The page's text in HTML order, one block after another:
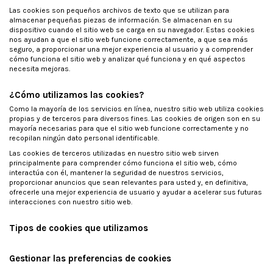
Las cookies son pequeños archivos de texto que se utilizan para
almacenar pequeñas piezas de información. Se almacenan en su
dispositivo cuando el sitio web se carga en su navegador. Estas cookies
nos ayudan a que el sitio web funcione correctamente, a que sea más
seguro, a proporcionar una mejor experiencia al usuario y a comprender
cómo funciona el sitio web y analizar qué funciona y en qué aspectos
necesita mejoras.
¿Cómo utilizamos las cookies?
Como la mayoría de los servicios en línea, nuestro sitio web utiliza cookies
propias y de terceros para diversos fines. Las cookies de origen son en su
mayoría necesarias para que el sitio web funcione correctamente y no
recopilan ningún dato personal identificable.
Las cookies de terceros utilizadas en nuestro sitio web sirven
principalmente para comprender cómo funciona el sitio web, cómo
interactúa con él, mantener la seguridad de nuestros servicios,
proporcionar anuncios que sean relevantes para usted y, en definitiva,
ofrecerle una mejor experiencia de usuario y ayudar a acelerar sus futuras
interacciones con nuestro sitio web.
Tipos de cookies que utilizamos
Gestionar las preferencias de cookies